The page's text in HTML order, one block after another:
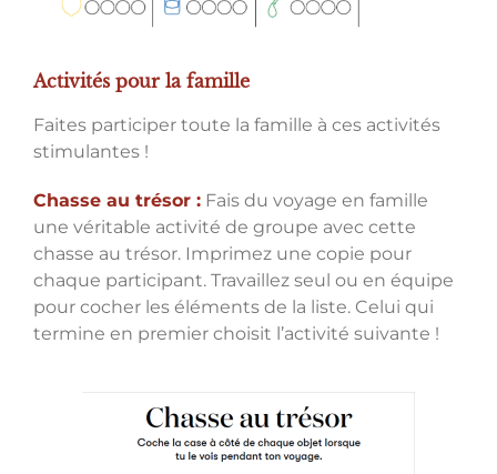
Activités pour la famille
Faites participer toute la famille à ces activités
stimulantes !
Chasse au trésor :Fais du voyage en famille
une véritable activité de groupe avec cette
chasse au trésor. Imprimez une copie pour
chaque participant. Travaillez seul ou en équipe
pour cocher les éléments de la liste. Celui qui
termine en premier choisit l’activité suivante !